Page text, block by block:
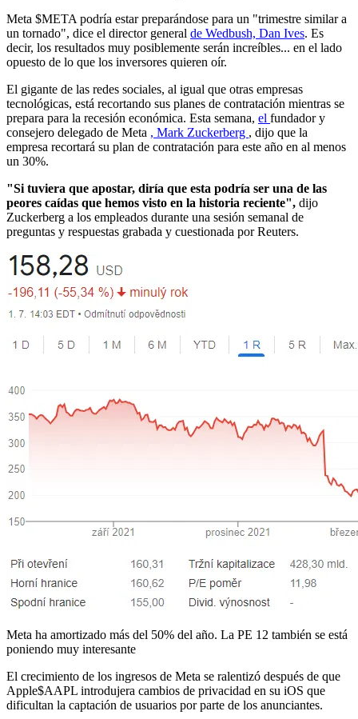
Meta $META podría estar preparándose para un "trimestre similar a
un tornado", dice el director general de Wedbush, Dan Ives. Es
decir, los resultados muy posiblemente serán increíbles... en el lado
opuesto de lo que los inversores quieren oír.
El gigante de las redes sociales, al igual que otras empresas
tecnológicas, está recortando sus planes de contratación mientras se
prepara para la recesión económica. Esta semana, el fundador y
consejero delegado de Meta , Mark Zuckerberg , dijo que la
empresa recortará su plan de contratación para este año en al menos
un 30%.
"Si tuviera que apostar, diría que esta podría ser una de las
peores caídas que hemos visto en la historia reciente", dijo
Zuckerberg a los empleados durante una sesión semanal de
preguntas y respuestas grabada y cuestionada por Reuters.
Meta ha amortizado más del 50% del año. La PE 12 también se está
poniendo muy interesante
El crecimiento de los ingresos de Meta se ralentizó después de que
Apple$AAPL introdujera cambios de privacidad en su iOS que
dificultan la captación de usuarios por parte de los anunciantes.